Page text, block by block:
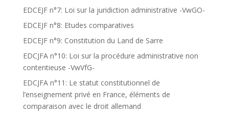
EDCEJF n°7: Loi sur la juridiction administrative -VwGO-
EDCEJF n°8: Etudes comparatives
EDCEJF n°9: Constitution du Land de Sarre
EDCJFA n°10: Loi sur la procédure administrative non
contentieuse -VwVfG-
EDCJFA n°11: Le statut constitutionnel de
l’enseignement privé en France, éléments de
comparaison avec le droit allemand